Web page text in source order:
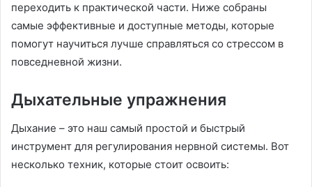
переходить к практической части. Ниже собраны
самые эффективные и доступные методы, которые
помогут научиться лучше справляться со стрессом в
повседневной жизни.
Дыхательные упражнения
Дыхание – это наш самый простой и быстрый
инструмент для регулирования нервной системы. Вот
несколько техник, которые стоит освоить: